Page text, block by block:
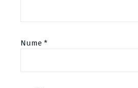
Nume *